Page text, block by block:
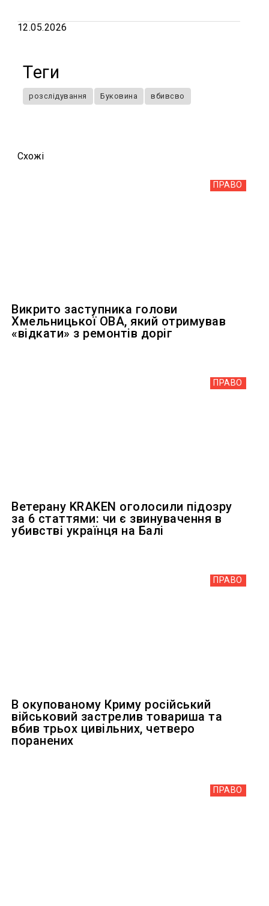
12.05.2026
Теги
розслідування Буковина вбивсво
Схожi
ПРАВО
Викрито заступника голови
Хмельницької ОВА, який отримував
«відкати» з ремонтів доріг
ПРАВО
Ветерану KRAKEN оголосили підозру
за 6 статтями: чи є звинувачення в
убивстві українця на Балі
ПРАВО
В окупованому Криму російський
військовий застрелив товариша та
вбив трьох цивільних, четверо
поранених
ПРАВО